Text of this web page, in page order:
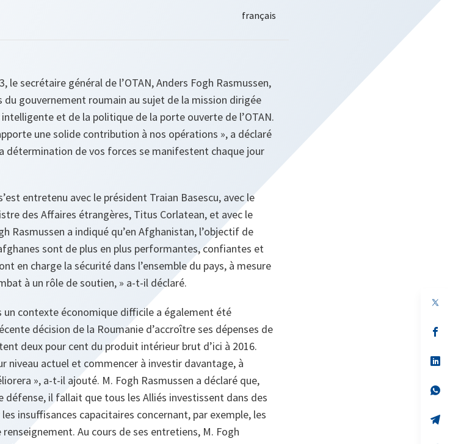
le secrétaire général de l’OTAN, Anders Fogh Rasmussen,
du gouvernement roumain au sujet de la mission dirigée
et de la politique de la porte ouverte de l’OTAN.
une solide contribution à nos opérations », a déclaré
détermination de vos forces se manifestent chaque jour
entretenu avec le président Traian Basescu, avec le
des Affaires étrangères, Titus Corlatean, et avec le
Rasmussen a indiqué qu’en Afghanistan, l’objectif de
sont de plus en plus performantes, confiantes et
en charge la sécurité dans l’ensemble du pays, à mesure
à un rôle de soutien, » a-t-il déclaré.
un contexte économique difficile a également été
décision de la Roumanie d’accroître ses dépenses de
deux pour cent du produit intérieur brut d’ici à 2016.
niveau actuel et commencer à investir davantage, à
», a-t-il ajouté. M. Fogh Rasmussen a déclaré que,
il fallait que tous les Alliés investissent dans des
insuffisances capacitaires concernant, par exemple, les
Au cours de ses entretiens, M. Fogh